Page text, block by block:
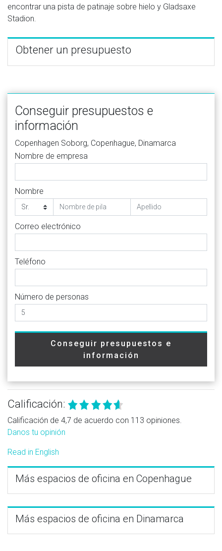
encontrar una pista de patinaje sobre hielo y Gladsaxe
Stadion.
Obtener un presupuesto
Conseguir presupuestos e
información
Copenhagen Soborg, Copenhague, Dinamarca
Nombre de empresa
Nombre
Correo electrónico
Teléfono
Número de personas
Conseguir presupuestos e
información
Calificación:
Calificación de 4,7 de acuerdo con 113 opiniones.
Danos tu opinión
Read in English
Más espacios de oficina en Copenhague
Más espacios de oficina en Dinamarca